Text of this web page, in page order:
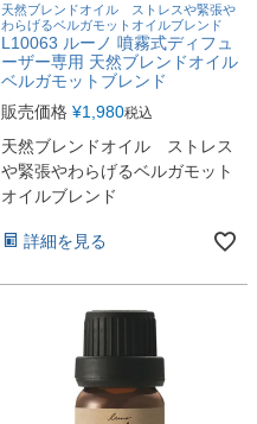
天然ブレンドオイル ストレスや緊張や
わらげるベルガモットオイルブレンド
L10063 ルーノ 噴霧式ディフュ
ーザー専用 天然ブレンドオイル
ベルガモットブレンド
販売価格 ¥1,980税込
天然ブレンドオイル ストレス
や緊張やわらげるベルガモット
オイルブレンド
詳細を見る